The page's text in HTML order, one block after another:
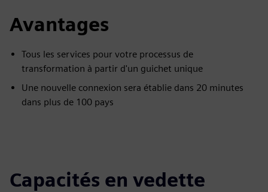
Avantages
Tous les services pour votre processus de
transformation à partir d'un guichet unique
Une nouvelle connexion sera établie dans 20 minutes
dans plus de 100 pays
Capacités en vedette